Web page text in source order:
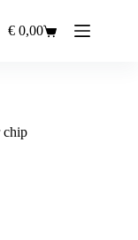
Winkelwagen
€ 0,00
chip